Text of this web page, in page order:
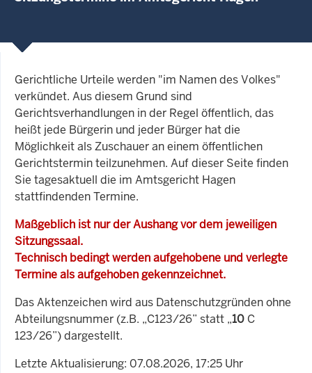
Gerichtliche Urteile werden "im Namen des Volkes"
verkündet. Aus diesem Grund sind
Gerichtsverhandlungen in der Regel öffentlich, das
heißt jede Bürgerin und jeder Bürger hat die
Möglichkeit als Zuschauer an einem öffentlichen
Gerichtstermin teilzunehmen. Auf dieser Seite finden
Sie tagesaktuell die im Amtsgericht Hagen
stattfindenden Termine.
Maßgeblich ist nur der Aushang vor dem jeweiligen
Sitzungssaal.
Technisch bedingt werden aufgehobene und verlegte
Termine als aufgehoben gekennzeichnet.
Das Aktenzeichen wird aus Datenschutzgründen ohne
Abteilungsnummer (z.B. „C123/26” statt „10 C
123/26”) dargestellt.
Letzte Aktualisierung: 07.08.2026, 17:25 Uhr